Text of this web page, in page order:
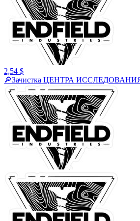
2,54 $
🔎Зачистка ЦЕНТРА